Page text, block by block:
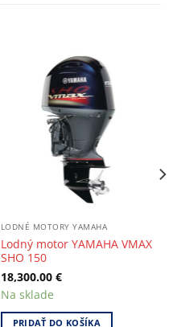
LODNÉ MOTORY YAMAHA
Lodný motor YAMAHA VMAX
SHO 150
18,300.00 €
Na sklade
PRIDAŤ DO KOŠÍKA